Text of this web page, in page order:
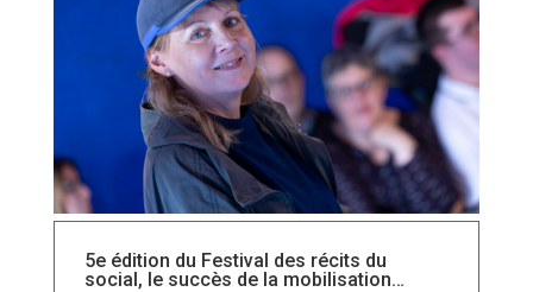
5e édition du Festival des récits du
social, le succès de la mobilisation…